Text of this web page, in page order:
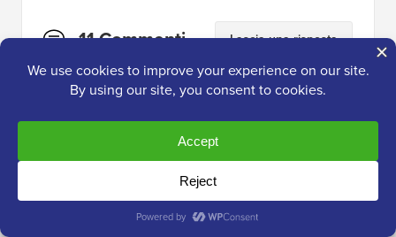
Interazioni
del
lettore
11 Commenti Lascia una risposta
Jiří Vaněk
Dopo aver implementato il plugin